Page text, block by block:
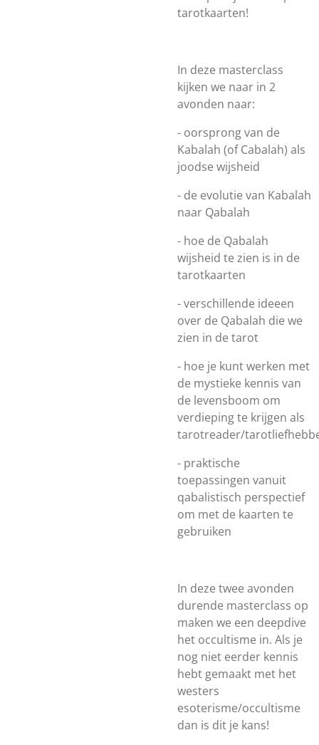
tarotkaarten!
In deze masterclass
kijken we naar in 2
avonden naar:
- oorsprong van de
Kabalah (of Cabalah) als
joodse wijsheid
- de evolutie van Kabalah
naar Qabalah
- hoe de Qabalah
wijsheid te zien is in de
tarotkaarten
- verschillende ideeen
over de Qabalah die we
zien in de tarot
- hoe je kunt werken met
de mystieke kennis van
de levensboom om
verdieping te krijgen als
tarotreader/
- praktische
toepassingen vanuit
qabalistisch perspectief
om met de kaarten te
gebruiken
In deze twee avonden
durende masterclass op
maken we een deepdive
het occultisme in. Als je
nog niet eerder kennis
hebt gemaakt met het
westers
esoterisme/occultisme
dan is dit je kans!